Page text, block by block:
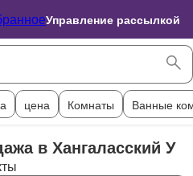
Управление рассылкой
цена Комнаты Ванные
в Хангаласский У